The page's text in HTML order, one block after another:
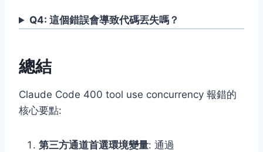
Q4: 這個錯誤會導致代碼丟失嗎？
總結
Claude Code 400 tool use concurrency 報錯的
核心要點:
第三方通道首選環境變量: 通過